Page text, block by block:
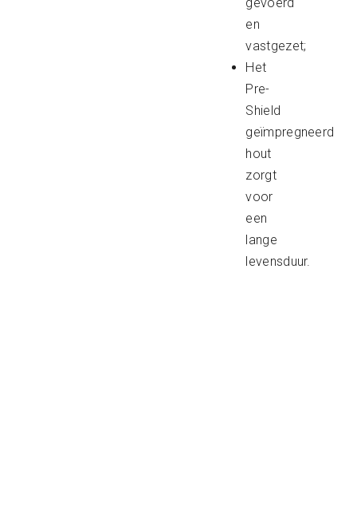
en
vastgezet;
Het
Pre-
Shield
geïmpregneerd
hout
zorgt
voor
een
lange
levensduur.